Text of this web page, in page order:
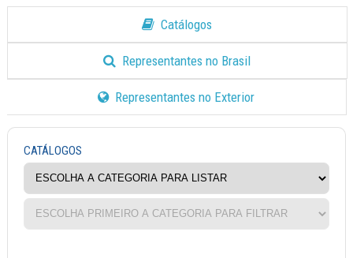
Catálogos
Representantes no Brasil
Representantes no Exterior
CATÁLOGOS